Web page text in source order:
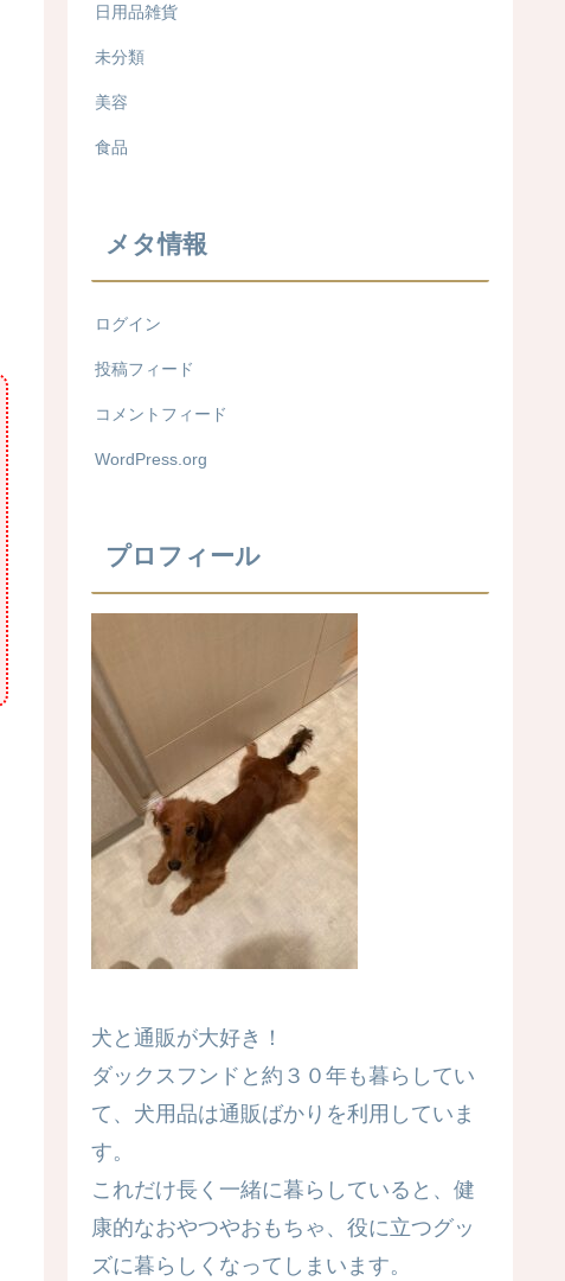
日用品雑貨
未分類
美容
食品
メタ情報
ログイン
投稿フィード
コメントフィード
WordPress.org
プロフィール
犬と通販が大好き！
ダックスフンドと約３０年も暮らしてい
て、犬用品は通販ばかりを利用していま
す。
これだけ長く一緒に暮らしていると、健
康的なおやつやおもちゃ、役に立つグッ
ズに暮らしくなってしまいます。